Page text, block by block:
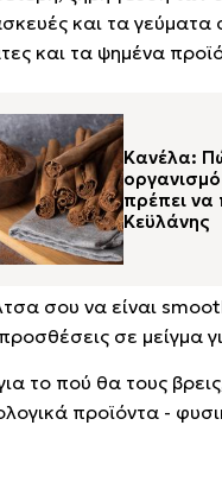
και τα γεύματα
και τα ψημένα
Κανέλα:
οργανισμό
πρέπει να
Κεϋλάνης
σου να είναι
σε μείγμα
το πού θα τους
προϊόντα -